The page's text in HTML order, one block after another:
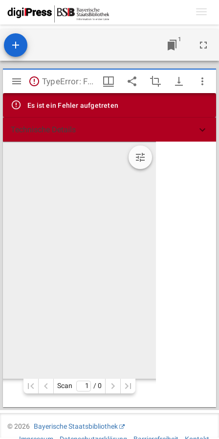
1
Mirador
Viewer
TypeError: Failed to fetch
Es ist ein Fehler aufgetreten
Technische Details
Scan / 0
©2026
Bayerische Staatsbibliothek